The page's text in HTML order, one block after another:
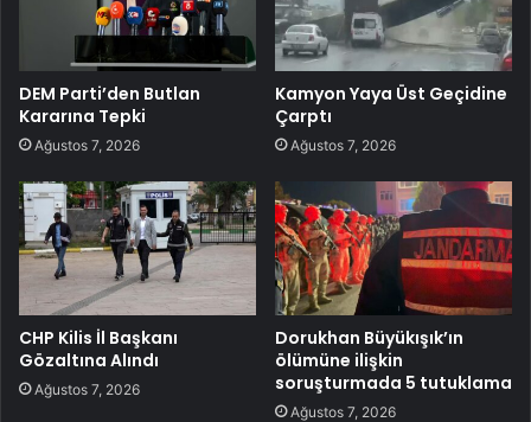
DEM Parti’den Butlan
Kararına Tepki
Ağustos 7, 2026
Kamyon Yaya Üst Geçidine
Çarptı
Ağustos 7, 2026
CHP Kilis İl Başkanı
Gözaltına Alındı
Ağustos 7, 2026
Dorukhan Büyükışık’ın
ölümüne ilişkin
soruşturmada 5 tutuklama
Ağustos 7, 2026